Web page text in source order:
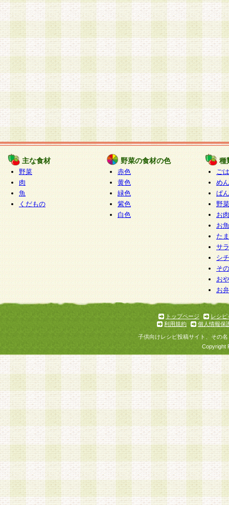
主な食材
野菜
肉
魚
くだもの
野菜の食材の色
赤色
黄色
緑色
紫色
白色
種
ご
めん
ぱん
野
お
お
た
サ
シ
そ
お
お
トップページ
レシピ
利用規約
個人情報保
子供向けレシピ投稿サイト、その
Copyright